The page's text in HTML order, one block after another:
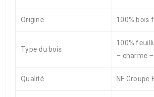
Origine 100% bois
Type du bois
100%
– charme
Qualité NF Groupe